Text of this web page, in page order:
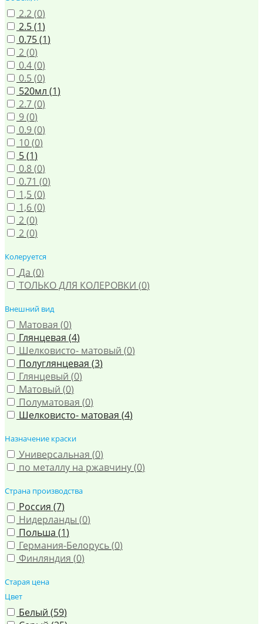
2.2 (0)
2.5 (1)
0.75 (1)
2 (0)
0.4 (0)
0.5 (0)
520мл (1)
2.7 (0)
9 (0)
0.9 (0)
10 (0)
5 (1)
0.8 (0)
0.71 (0)
1,5 (0)
1,6 (0)
2 (0)
2 (0)
Колеруется
Да (0)
ТОЛЬКО ДЛЯ КОЛЕРОВКИ (0)
Внешний вид
Матовая (0)
Глянцевая (4)
Шелковисто- матовый (0)
Полуглянцевая (3)
Глянцевый (0)
Матовый (0)
Полуматовая (0)
Шелковисто- матовая (4)
Назначение краски
Универсальная (0)
по металлу на ржавчину (0)
Страна производства
Россия (7)
Нидерланды (0)
Польша (1)
Германия-Белорусь (0)
Финляндия (0)
Старая цена
Цвет
Белый (59)